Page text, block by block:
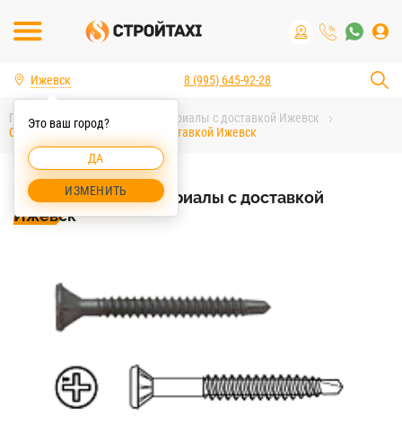
Ижевск
Это ваш город?
ДА
ИЗМЕНИТЬ
8 (995) 645-92-28
Главная
Строительные материалы с доставкой Ижевск
Строительные материалы с доставкой Ижевск
Строительные материалы с доставкой
Ижевск